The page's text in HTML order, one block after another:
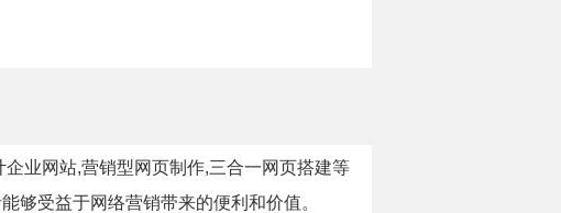
业网站,营销型网页制作,三合一网页搭建等
够受益于网络营销带来的便利和价值。